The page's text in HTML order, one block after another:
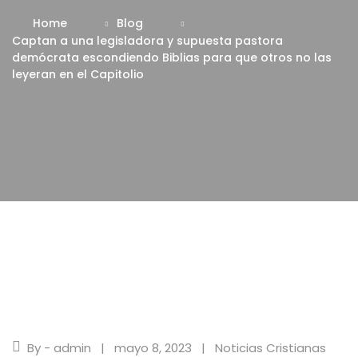
Home
Blog
Captan a una legisladora y supuesta pastora
demócrata escondiendo Biblias para que otros no las
leyeran en el Capitolio
By - admin mayo 8, 2023 Noticias Cristianas